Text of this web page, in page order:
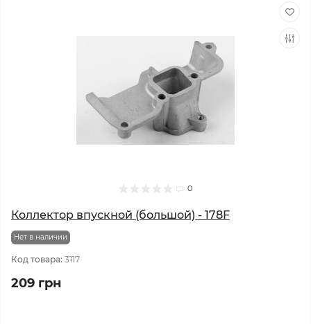
0
Коллектор впускной (большой) - 178F
Нет в наличии
Код товара: 3117
209 грн